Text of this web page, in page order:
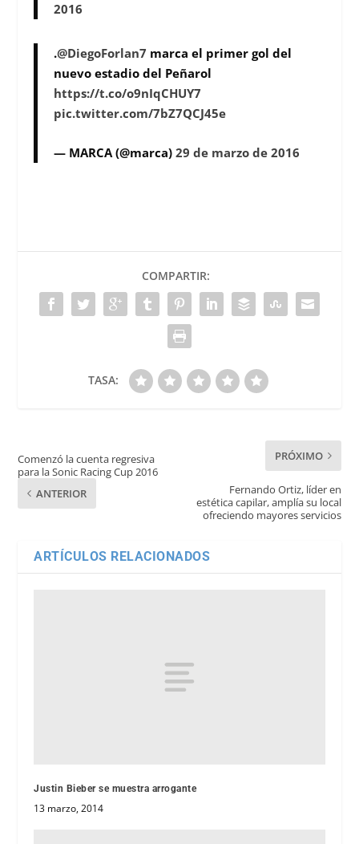
2016
.@DiegoForlan7 marca el primer gol del
nuevo estadio del Peñarol
https://t.co/o9nIqCHUY7
pic.twitter.com/7bZ7QCJ45e
— MARCA (@marca)29 de marzo de 2016
COMPARTIR:
TASA:
Comenzó la cuenta regresiva
para la Sonic Racing Cup 2016
ANTERIOR
PRÓXIMO
Fernando Ortiz, líder en
estética capilar, amplía su local
ofreciendo mayores servicios
ARTÍCULOS RELACIONADOS
Justin Bieber se muestra arrogante
13 marzo, 2014